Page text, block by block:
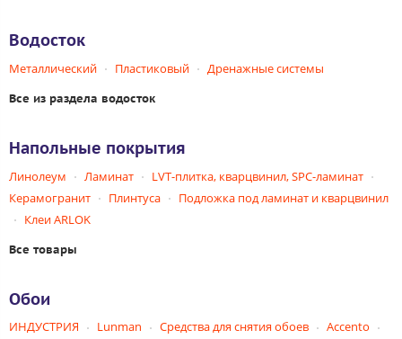
Водосток
Металлический Пластиковый Дренажные системы
Все из раздела водосток
Напольные покрытия
Линолеум Ламинат
LVT-плитка, кварцвинил, SPC-ламинат
Керамогранит
Плинтуса
Подложка под ламинат и кварцвинил
Клеи ARLOK
Все товары
Обои
ИНДУСТРИЯ Lunman Средства для снятия обоев
Accento